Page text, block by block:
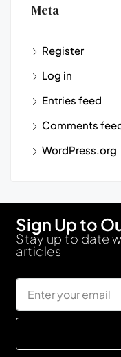
Meta
Register
Log in
Entries feed
Comments
WordPress.org
Sign Up to
Stay up to date
articles